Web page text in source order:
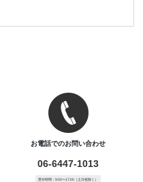
お電話でのお問い合わせ
06-6447-1013
受付時間：9:00〜17:00（土日祝除く）